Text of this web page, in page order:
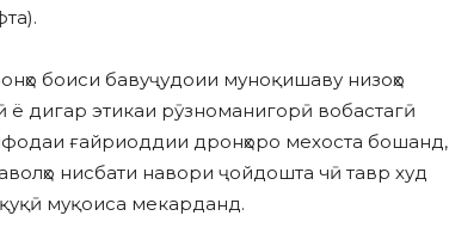
боиси бавуҷудоии муноқишаву низоҳо
дигар этикаи рӯзноманигорӣ вобастагӣ
ғайриоддии дронҳоро мехоста бошанд,
нисбати навори ҷойдошта чӣ тавр худ
муқоиса мекарданд.